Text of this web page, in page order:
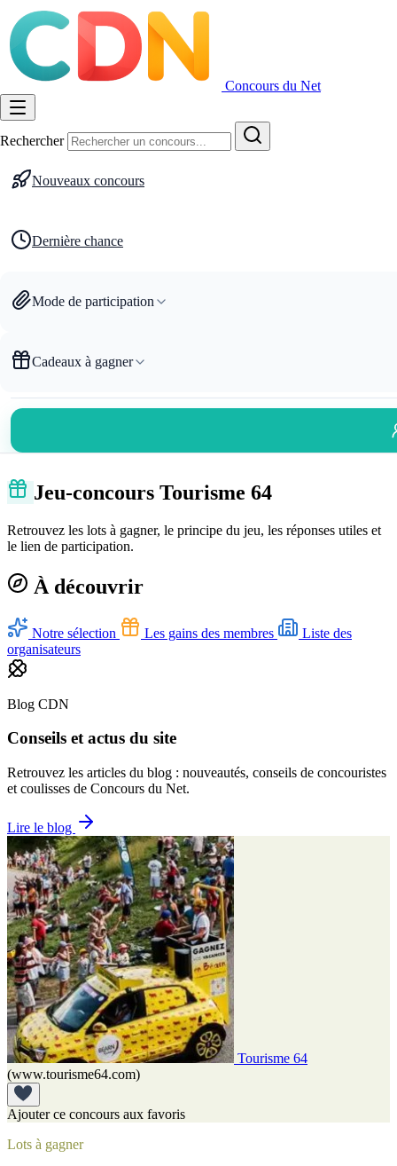
Concours du Net
Rechercher
Nouveaux concours
Dernière chance
Mode de participation
Cadeaux à gagner
Jeu-concours Tourisme 64
Retrouvez les lots à gagner, le principe du jeu, les réponses utiles et
le lien de participation.
À découvrir
Notre sélection Les gains des membres
Liste des
organisateurs
Blog CDN
Conseils et actus du site
Retrouvez les articles du blog : nouveautés, conseils de concouristes
et coulisses de Concours du Net.
Lire le blog
Tourisme 64
(www.tourisme64.com)
Ajouter ce concours aux favoris
Lots à gagner